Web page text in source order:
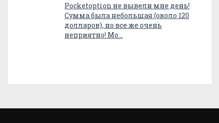
Pocketoption не вывели мне день!
Сумма была небольшая (около 120
долларов), но все же очень
неприятно! Мо…